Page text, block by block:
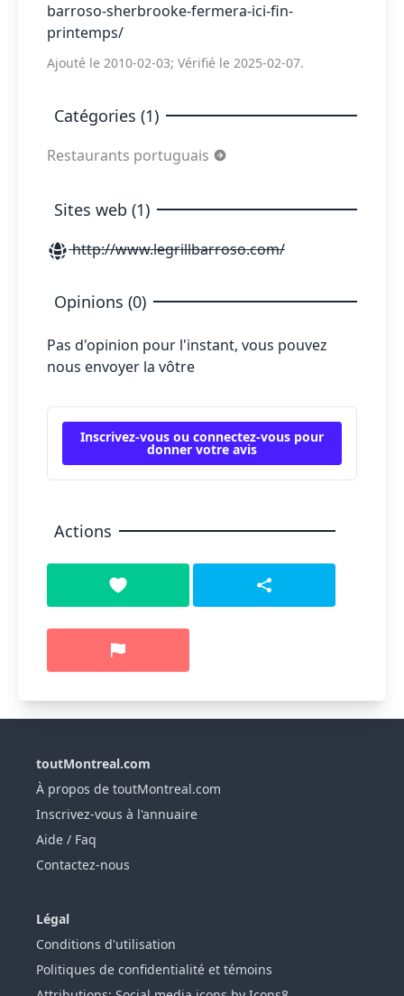
barroso-sherbrooke-fermera-ici-fin-
printemps/
Ajouté le 2010-02-03; Vérifié le 2025-02-07.
Catégories (1)
Restaurants portuguais
Sites web (1)
http://www.legrillbarroso.com/
Opinions (0)
Pas d'opinion pour l'instant, vous pouvez
nous envoyer la vôtre
Inscrivez-vous ou connectez-vous pour
donner votre avis
Actions
toutMontreal.com
À propos de toutMontreal.com
Inscrivez-vous à l'annuaire
Aide / Faq
Contactez-nous
Légal
Conditions d'utilisation
Politiques de confidentialité et témoins